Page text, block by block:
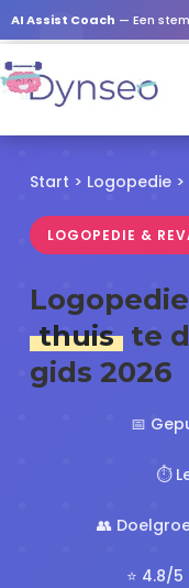
AI Assist Coach — Een
Start > Logopedie
LOGOPEDIE &
thuis te
gids 2026
📅
⏱️
👥
⭐ 4.8/